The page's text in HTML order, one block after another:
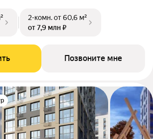
2-комн.от 60,6 м²
от 7,9 млн ₽
Позвоните мне